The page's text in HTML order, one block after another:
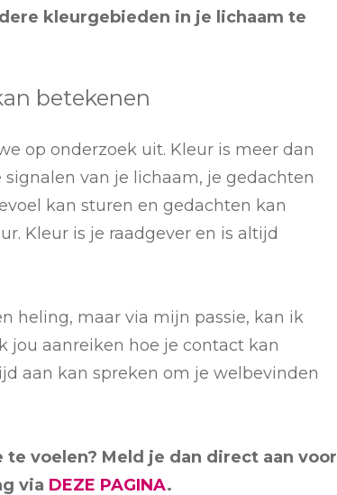
kleurgebieden in je lichaam te
betekenen
op onderzoek uit. Kleur is meer dan
van je lichaam, je gedachten
kan sturen en gedachten kan
Kleur is je raadgever en is altijd
heling, maar via mijn passie, kan ik
jou aanreiken hoe je contact kan
aan kan spreken om je welbevinden
voelen? Meld je dan direct aan voor
via DEZE PAGINA.